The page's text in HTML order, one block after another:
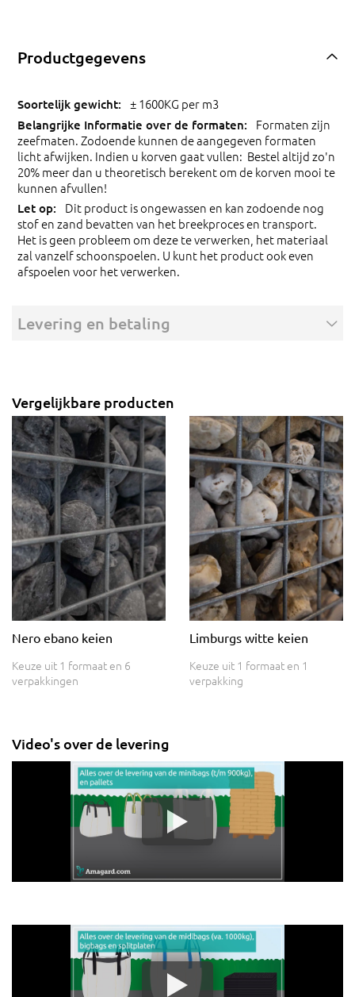
Productgegevens
± 1600KG per m3
Formaten zijn
zeefmaten. Zodoende kunnen de aangegeven formaten
licht afwijken. Indien u korven gaat vullen: Bestel altijd zo'n
20% meer dan u theoretisch berekent om de korven mooi te
kunnen afvullen!
Dit product is ongewassen en kan zodoende nog
stof en zand bevatten van het breekproces en transport.
Het is geen probleem om deze te verwerken, het materiaal
zal vanzelf schoonspoelen. U kunt het product ook even
afspoelen voor het verwerken.
Levering en betaling
Vergelijkbare producten
Nero ebano keien
Keuze uit 1 formaat en 6
verpakkingen
Limburgs witte keien
Keuze uit 1 formaat en 1
verpakking
Video's over de levering